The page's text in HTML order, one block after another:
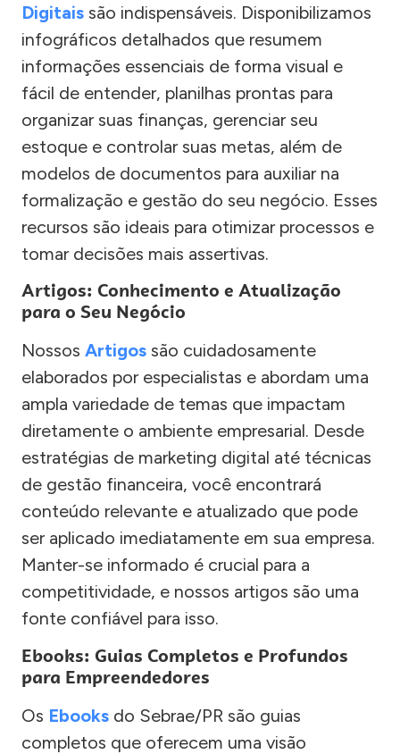
Digitais são indispensáveis. Disponibilizamos
infográficos detalhados que resumem
informações essenciais de forma visual e
fácil de entender, planilhas prontas para
organizar suas finanças, gerenciar seu
estoque e controlar suas metas, além de
modelos de documentos para auxiliar na
formalização e gestão do seu negócio. Esses
recursos são ideais para otimizar processos e
tomar decisões mais assertivas.
Artigos: Conhecimento e Atualização
para o Seu Negócio
Nossos Artigos são cuidadosamente
elaborados por especialistas e abordam uma
ampla variedade de temas que impactam
diretamente o ambiente empresarial. Desde
estratégias de marketing digital até técnicas
de gestão financeira, você encontrará
conteúdo relevante e atualizado que pode
ser aplicado imediatamente em sua empresa.
Manter-se informado é crucial para a
competitividade, e nossos artigos são uma
fonte confiável para isso.
Ebooks: Guias Completos e Profundos
para Empreendedores
Os Ebooks do Sebrae/PR são guias
completos que oferecem uma visão